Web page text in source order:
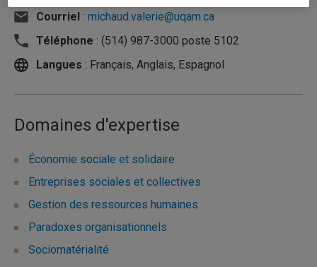
Courriel : michaud.valerie@uqam.ca
Téléphone : (514) 987-3000 poste 5102
Langues : Français, Anglais, Espagnol
Domaines d'expertise
Économie sociale et solidaire
Entreprises sociales et collectives
Gestion des ressources humaines
Paradoxes organisationnels
Sociomatérialité